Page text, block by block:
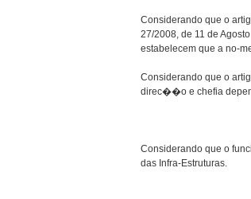
Considerando que o
27/2008, de 11 de
estabelecem que a no-
Considerando que o
direc��o e chefia
Considerando que o
das Infra-Estruturas.